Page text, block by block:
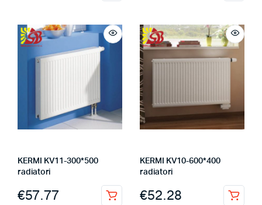
KERMI KV11-300*500
radiatori
€57.77
KERMI KV10-600*400
radiatori
€52.28